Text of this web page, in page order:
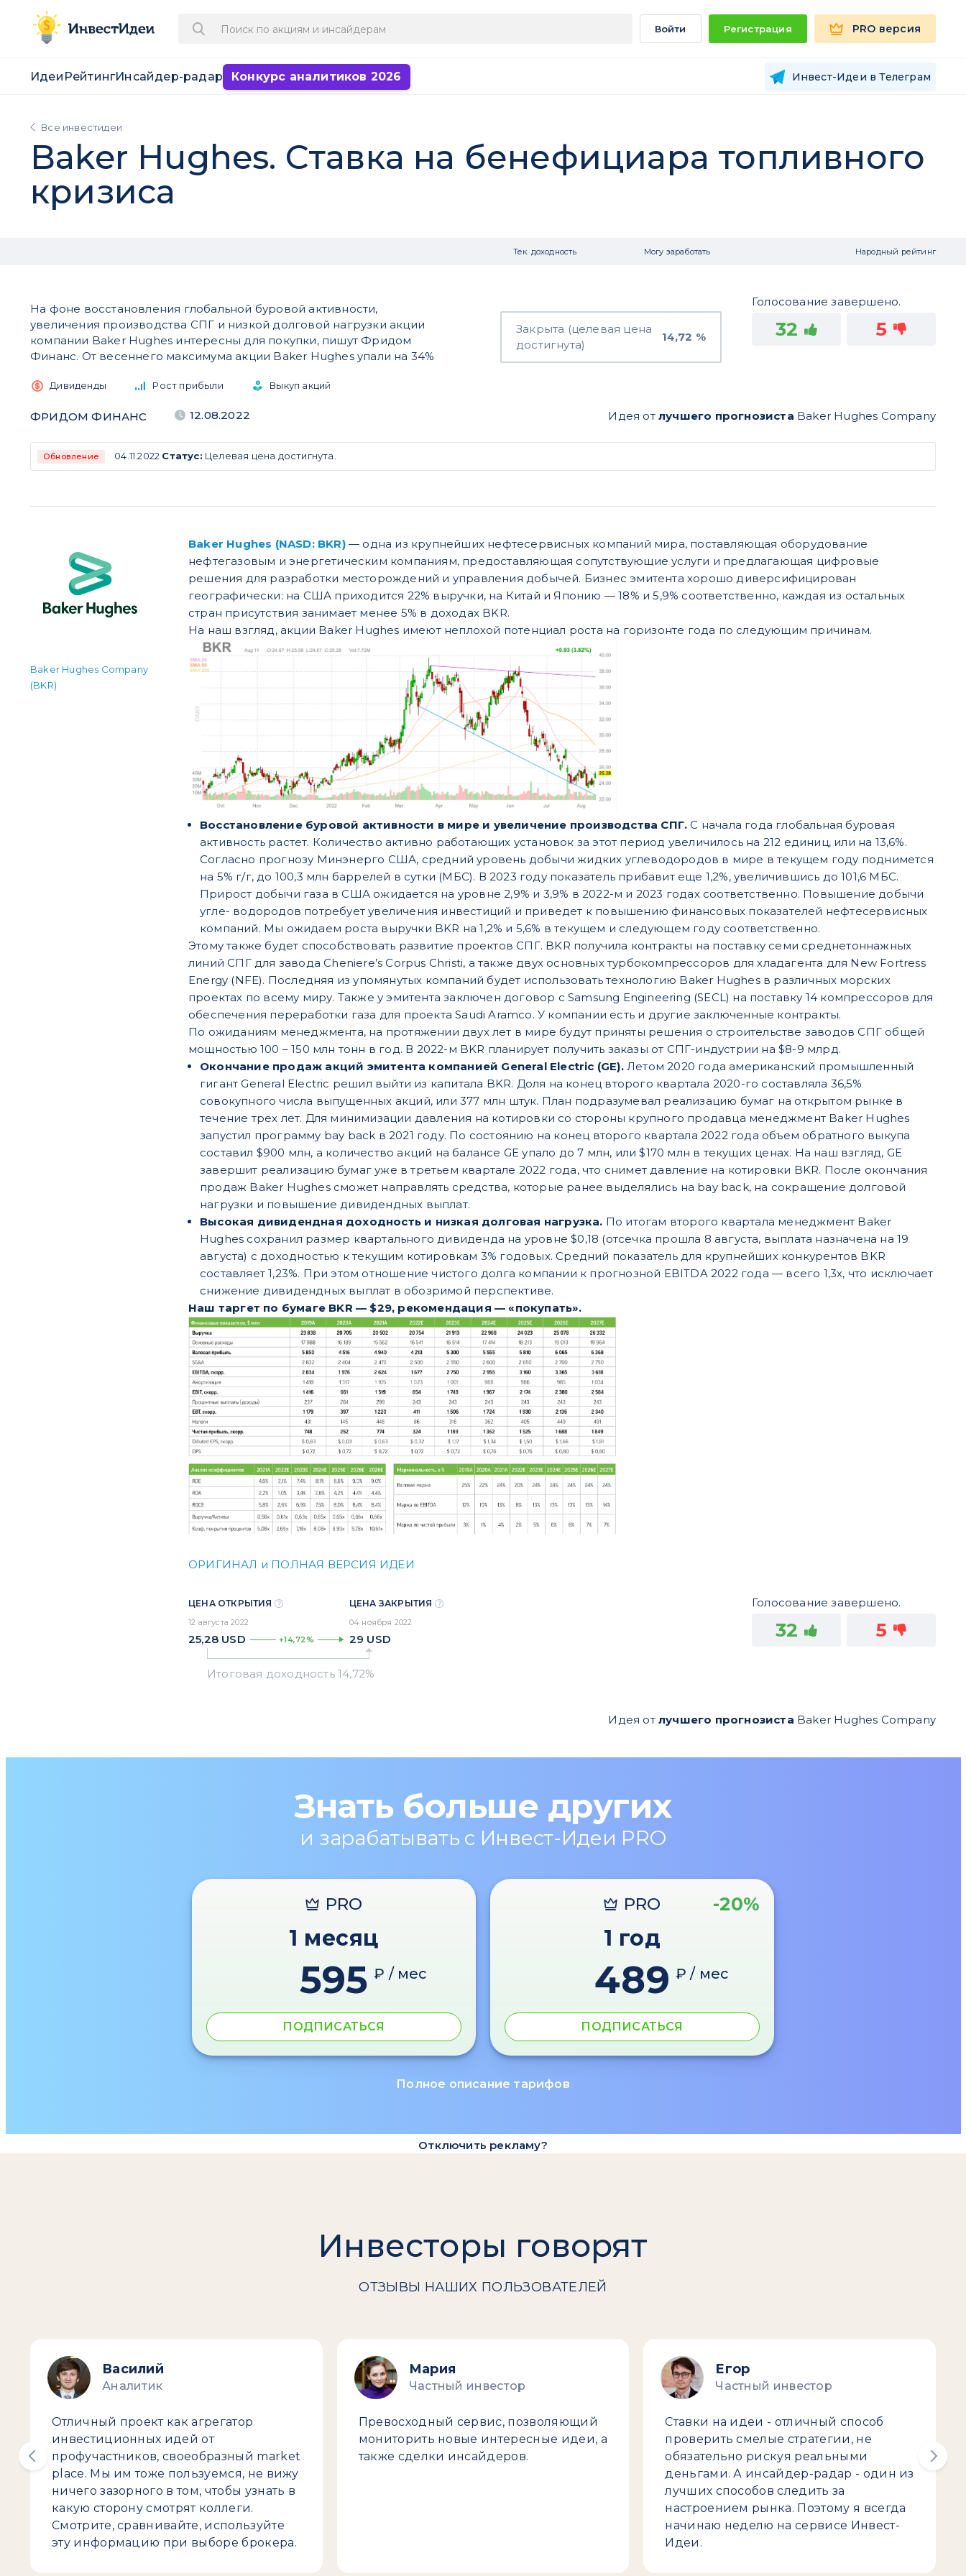
Войти Регистрация PRO версия
Идеи РейтингИнсайдер-радар Конкурс аналитиков 2026 Инвест-Идеи в Телеграм
Все инвестидеи
Baker Hughes. Ставка на бенефициара топливного
кризиса
Тек. доходность Могу заработать Народный рейтинг
На фоне восстановления глобальной буровой активности,
увеличения производства СПГ и низкой долговой нагрузки акции
компании Baker Hughes интересны для покупки, пишут Фридом
Финанс. От весеннего максимума акции Baker Hughes упали на 34%
Закрыта (целевая цена
достигнута)
14,72 %
Голосование завершено.
32 5
Дивиденды Рост прибыли Выкуп акций
ФРИДОМ ФИНАНС 12.08.2022 Идея от лучшего прогнозиста Baker Hughes Company
Обновление 04.11.2022 Статус: Целевая цена достигнута.
Baker Hughes Company
(BKR)
Baker Hughes (NASD: BKR)— одна из крупнейших нефтесервисных компаний мира, поставляющая оборудование
нефтегазовым и энергетическим компаниям, предоставляющая сопутствующие услуги и предлагающая цифровые
решения для разработки месторождений и управления добычей. Бизнес эмитента хорошо диверсифицирован
географически: на США приходится 22% выручки, на Китай и Японию — 18% и 5,9% соответственно, каждая из остальных
стран присутствия занимает менее 5% в доходах BKR.
На наш взгляд, акции Baker Hughes имеют неплохой потенциал роста на горизонте года по следующим причинам.
Восстановление буровой активности в мире и увеличение производства СПГ.С начала года глобальная буровая
активность растет. Количество активно работающих установок за этот период увеличилось на 212 единиц, или на 13,6%.
Согласно прогнозу Минэнерго США, средний уровень добычи жидких углеводородов в мире в текущем году поднимется
на 5% г/г, до 100,3 млн баррелей в сутки (МБС). В 2023 году показатель прибавит еще 1,2%, увеличившись до 101,6 МБС.
Прирост добычи газа в США ожидается на уровне 2,9% и 3,9% в 2022-м и 2023 годах соответственно. Повышение добычи
угле- водородов потребует увеличения инвестиций и приведет к повышению финансовых показателей нефтесервисных
компаний. Мы ожидаем роста выручки BKR на 1,2% и 5,6% в текущем и следующем году соответственно.
Этому также будет способствовать развитие проектов СПГ. BKR получила контракты на поставку семи среднетоннажных
линий СПГ для завода Cheniere’s Corpus Christi, а также двух основных турбокомпрессоров для хладагента для New Fortress
Energy (NFE). Последняя из упомянутых компаний будет использовать технологию Baker Hughes в различных морских
проектах по всему миру. Также у эмитента заключен договор с Samsung Engineering (SECL) на поставку 14 компрессоров для
обеспечения переработки газа для проекта Saudi Aramco. У компании есть и другие заключенные контракты.
По ожиданиям менеджмента, на протяжении двух лет в мире будут приняты решения о строительстве заводов СПГ общей
мощностью 100 – 150 млн тонн в год. В 2022-м BKR планирует получить заказы от СПГ-индустрии на $8-9 млрд.
Окончание продаж акций эмитента компанией General Electric (GE).Летом 2020 года американский промышленный
гигант General Electric решил выйти из капитала BKR. Доля на конец второго квартала 2020-го составляла 36,5%
совокупного числа выпущенных акций, или 377 млн штук. План подразумевал реализацию бумаг на открытом рынке в
течение трех лет. Для минимизации давления на котировки со стороны крупного продавца менеджмент Baker Hughes
запустил программу bay back в 2021 году. По состоянию на конец второго квартала 2022 года объем обратного выкупа
составил $900 млн, а количество акций на балансе GE упало до 7 млн, или $170 млн в текущих ценах. На наш взгляд, GE
завершит реализацию бумаг уже в третьем квартале 2022 года, что снимет давление на котировки BKR. После окончания
продаж Baker Hughes сможет направлять средства, которые ранее выделялись на bay back, на сокращение долговой
нагрузки и повышение дивидендных выплат.
Высокая дивидендная доходность и низкая долговая нагрузка. По итогам второго квартала менеджмент Baker
Hughes сохранил размер квартального дивиденда на уровне $0,18 (отсечка прошла 8 августа, выплата назначена на 19
августа) с доходностью к текущим котировкам 3% годовых. Средний показатель для крупнейших конкурентов BKR
составляет 1,23%. При этом отношение чистого долга компании к прогнозной EBITDA 2022 года — всего 1,3х, что исключает
снижение дивидендных выплат в обозримой перспективе.
Наш таргет по бумаге BKR — $29, рекомендация — «покупать».
ОРИГИНАЛ и ПОЛНАЯ ВЕРСИЯ ИДЕИ
ЦЕНА ОТКРЫТИЯ
12 августа 2022
25,28 USD +14,72%
ЦЕНА ЗАКРЫТИЯ
04 ноября 2022
29 USD
Голосование завершено.
32 5
Идея от лучшего прогнозиста Baker Hughes Company
Знать больше других
и зарабатывать с Инвест-Идеи PRO
PRO
1 месяц
595 ₽ / мес
ПОДПИСАТЬСЯ
PRO -20%
1 год
489 ₽ / мес
ПОДПИСАТЬСЯ
Полное описание тарифов
Отключить рекламу?
Инвесторы говорят
ОТЗЫВЫ НАШИХ ПОЛЬЗОВАТЕЛЕЙ
Василий
Аналитик
Отличный проект как агрегатор
инвестиционных идей от
профучастников, своеобразный market
place. Мы им тоже пользуемся, не вижу
ничего зазорного в том, чтобы узнать в
какую сторону смотрят коллеги.
Смотрите, сравнивайте, используйте
эту информацию при выборе брокера.
Мария
Частный инвестор
Превосходный сервис, позволяющий
мониторить новые интересные идеи, а
также сделки инсайдеров.
Егор
Частный инвестор
Ставки на идеи - отличный способ
проверить смелые стратегии, не
обязательно рискуя реальными
деньгами. А инсайдер-радар - один из
лучших способов следить за
настроением рынка. Поэтому я всегда
начинаю неделю на сервисе Инвест-
Идеи.